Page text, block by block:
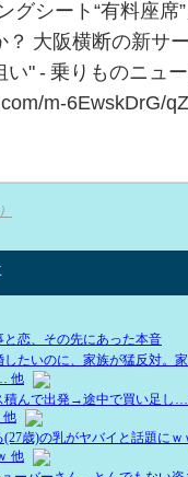
グシート“有料座席
？ 大阪横断の新サ
い" - 乗りものニュ
m-6EwskDrG/